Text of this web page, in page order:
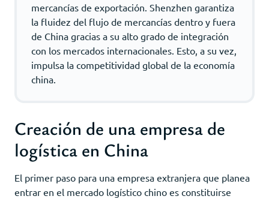
mercancías de exportación. Shenzhen garantiza
la fluidez del flujo de mercancías dentro y fuera
de China gracias a su alto grado de integración
con los mercados internacionales. Esto, a su vez,
impulsa la competitividad global de la economía
china.
Creación de una empresa de
logística en China
El primer paso para una empresa extranjera que planea
entrar en el mercado logístico chino es constituirse